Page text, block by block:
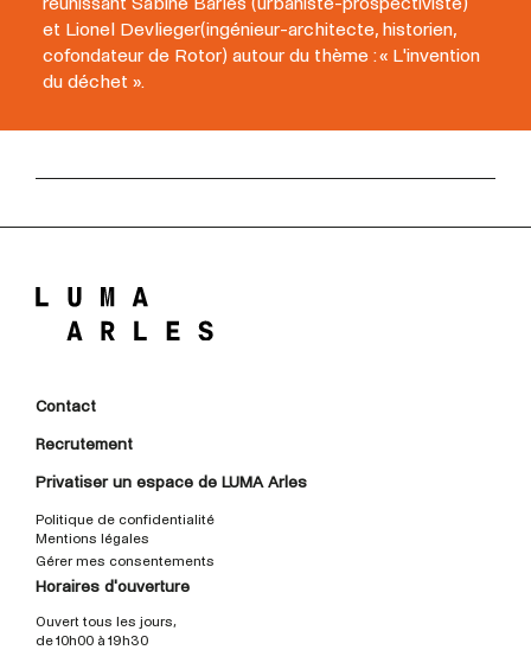
et Lionel Devlieger(ingénieur-architecte, historien,
cofondateur de Rotor) autour du thème : « L'invention
du déchet ».
Contact
Recrutement
Privatiser un espace de LUMA Arles
Politique de confidentialité
Mentions légales
Gérer mes consentements
Horaires d'ouverture
Ouvert tous les jours,
de 10h00 à 19h30